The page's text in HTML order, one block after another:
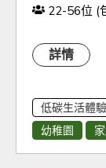
人數：
22-56位 (
詳情
低碳生活體驗
幼稚園